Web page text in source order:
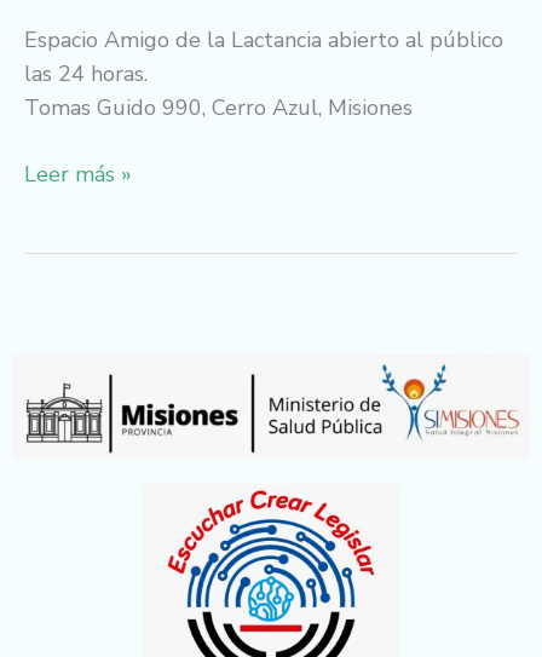
Espacio Amigo de la Lactancia abierto al público
las 24 horas.
Tomas Guido 990, Cerro Azul, Misiones
Leer más »